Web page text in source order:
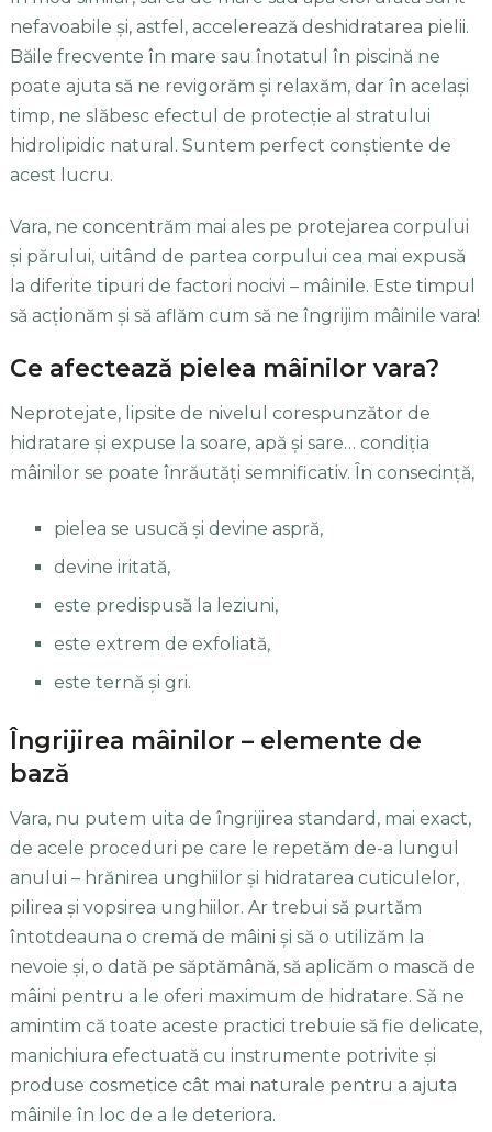
nefavoabile şi, astfel, accelerează deshidratarea pielii.
Băile frecvente în mare sau înotatul în piscină ne
poate ajuta să ne revigorăm şi relaxăm, dar în acelaşi
timp, ne slăbesc efectul de protecţie al stratului
hidrolipidic natural. Suntem perfect conştiente de
acest lucru.
Vara, ne concentrăm mai ales pe protejarea corpului
şi părului, uitând de partea corpului cea mai expusă
la diferite tipuri de factori nocivi – mâinile. Este timpul
să acţionăm şi să aflăm cum să ne îngrijim mâinile vara!
Ce afectează pielea mâinilor vara?
Neprotejate, lipsite de nivelul corespunzător de
hidratare şi expuse la soare, apă şi sare… condiţia
mâinilor se poate înrăutăţi semnificativ. În consecinţă,
pielea se usucă şi devine aspră,
devine iritată,
este predispusă la leziuni,
este extrem de exfoliată,
este ternă şi gri.
Îngrijirea mâinilor – elemente de
bază
Vara, nu putem uita de îngrijirea standard, mai exact,
de acele proceduri pe care le repetăm de-a lungul
anului – hrănirea unghiilor şi hidratarea cuticulelor,
pilirea şi vopsirea unghiilor. Ar trebui să purtăm
întotdeauna o cremă de mâini şi să o utilizăm la
nevoie şi, o dată pe săptămână, să aplicăm o mască de
mâini pentru a le oferi maximum de hidratare. Să ne
amintim că toate aceste practici trebuie să fie delicate,
manichiura efectuată cu instrumente potrivite şi
produse cosmetice cât mai naturale pentru a ajuta
mâinile în loc de a le deteriora.